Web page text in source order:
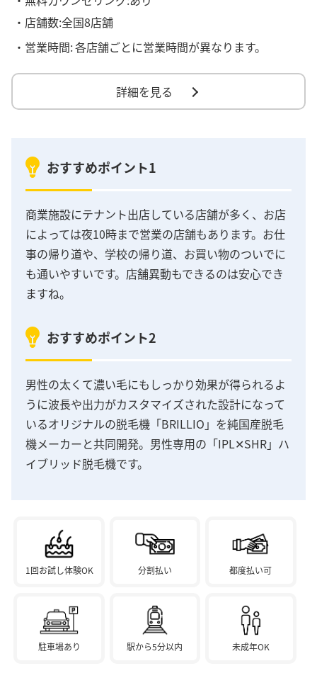
・店舗数:全国8店舗
・営業時間:各店舗ごとに営業時間が異なります。
詳細を見る
おすすめポイント1
商業施設にテナント出店している店舗が多く、お店
によっては夜10時まで営業の店舗もあります。お仕
事の帰り道や、学校の帰り道、お買い物のついでに
も通いやすいです。店舗異動もできるのは安心でき
ますね。
おすすめポイント2
男性の太くて濃い毛にもしっかり効果が得られるよ
うに波長や出力がカスタマイズされた設計になって
いるオリジナルの脱毛機「BRILLIO」を純国産脱毛
機メーカーと共同開発。男性専用の「IPL✕SHR」ハ
イブリッド脱毛機です。
1回お試し体験OK 分割払い 都度払い可
駐車場あり 駅から5分以内 未成年OK